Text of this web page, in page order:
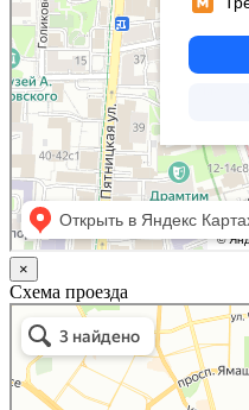
×
Схема проезда
Казань
Малый Татарский переулок, 8 на
Яндекс.Карты